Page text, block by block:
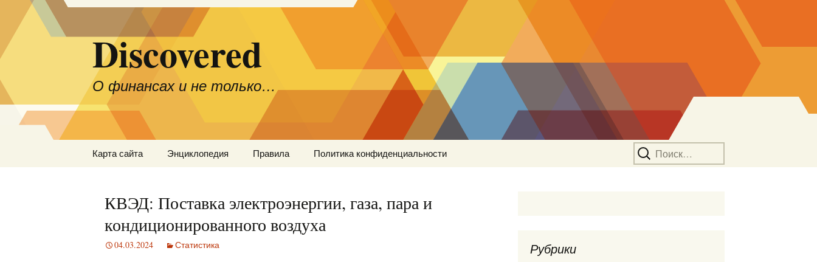
Discovered
О финансах и не только…
Карта сайта Энциклопедия Правила Политика конфиденциальности Найти:
КВЭД: Поставка электроэнергии, газа, пара и
кондиционированного воздуха
04.03.2024 Статистика Рубрики